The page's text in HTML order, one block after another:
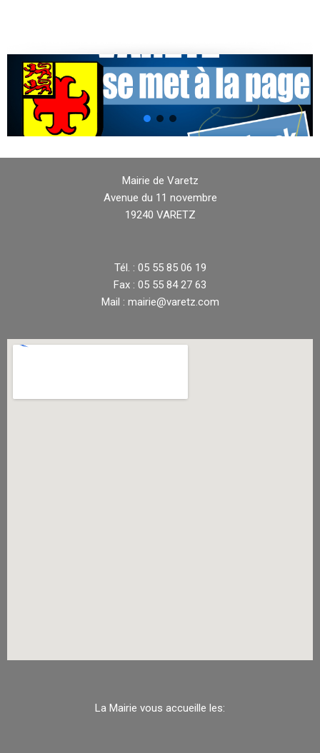
Mairie de Varetz
Avenue du 11 novembre
19240 VARETZ
Tél. : 05 55 85 06 19
Fax : 05 55 84 27 63
Mail : mairie@varetz.com
La Mairie vous accueille les: